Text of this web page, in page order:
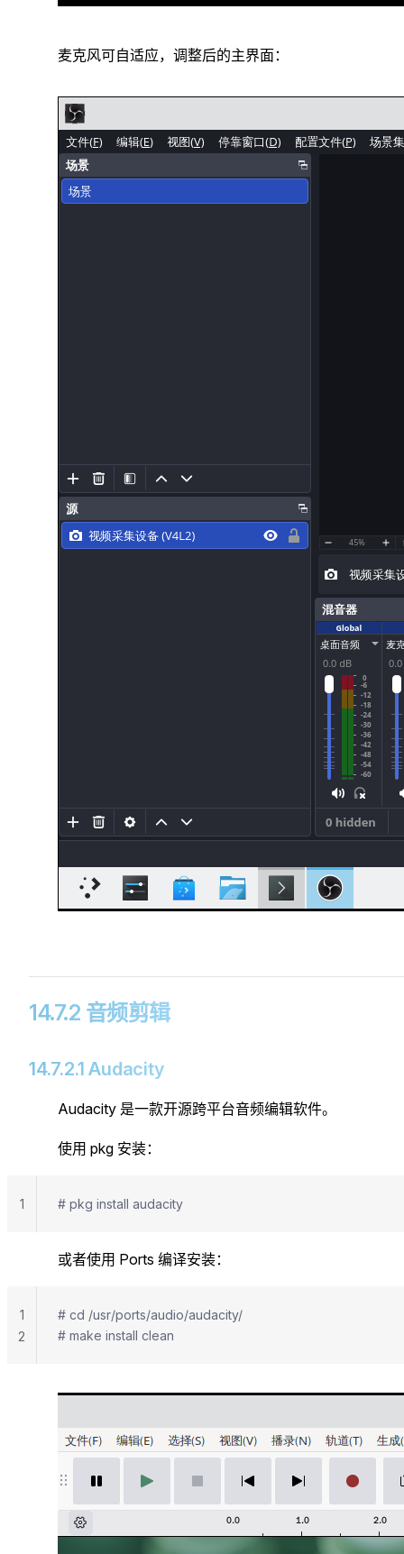
麦克风可自适应，调整后的主界面：
14.7.2 音频剪辑
14.7.2.1 Audacity
Audacity 是一款开源跨平台音频编辑软件。
使用 pkg 安装：
# pkg install audacity
1
或者使用 Ports 编译安装：
# cd /usr/ports/audio/audacity/
# make install clean
1
2